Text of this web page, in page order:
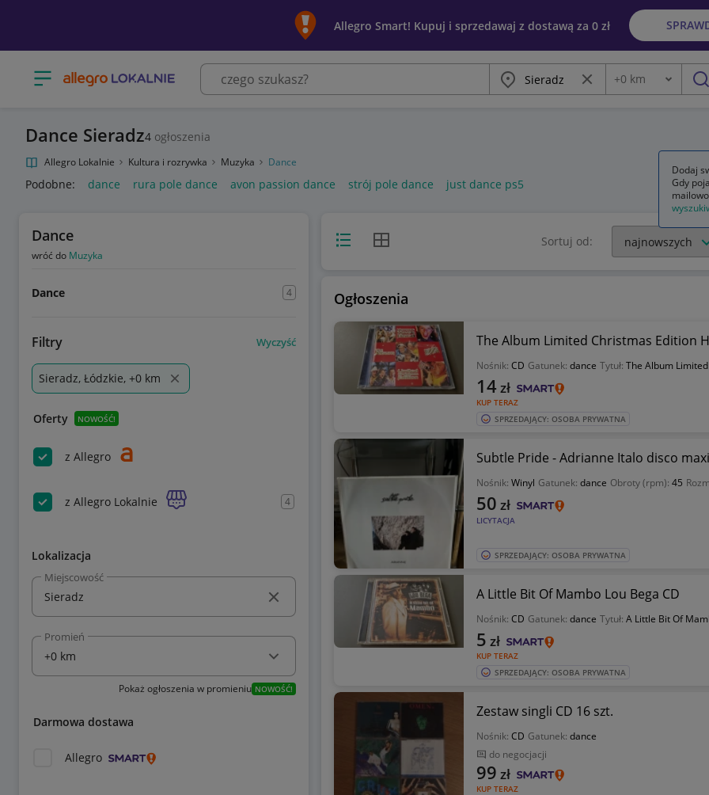
Allegro Smart! Kupuj i sprzedawaj z dostawą za 0 zł
Otwórz menu z kategoriami Miasto Wyczyść frazę
Odległość
+0 km
Dance Sieradz4 ogłoszenia
Allegro Lokalnie Kultura i rozrywka Muzyka Dance
Podobne: dance rura pole dance avon passion dance strój pole dance just dance ps5
Dance
wróć do Muzyka
Dance 4
Filtry Wyczyść
Sieradz, Łódzkie, +0 km
Oferty NOWOŚĆ!
z Allegro
z Allegro Lokalnie 4
Lokalizacja
Miejscowość
Promień
Pokaż ogłoszenia w promieniu NOWOŚĆ!
Darmowa dostawa
Allegro
Widok listyWidok siatki Sortuj od:
Ogłoszenia
The Album Limited Christmas Edition
Nośnik: CD Gatunek: dance Tytuł: The Album
KUP TERAZ
14 zł
SPRZEDAJĄCY: OSOBA PRYWATNA
Subtle Pride - Adrianne Italo disco
Nośnik: Winyl Gatunek: dance Obroty (rpm): 45
LICYTACJA
50 zł
SPRZEDAJĄCY: OSOBA PRYWATNA
A Little Bit Of Mambo Lou Bega CD
Nośnik: CD Gatunek: dance Tytuł: A Little Bit Of
KUP TERAZ
5 zł
SPRZEDAJĄCY: OSOBA PRYWATNA
Zestaw singli CD 16 szt.
Nośnik: CD Gatunek: dance
do negocjacji
KUP TERAZ
99 zł
Dodaj
Gdy